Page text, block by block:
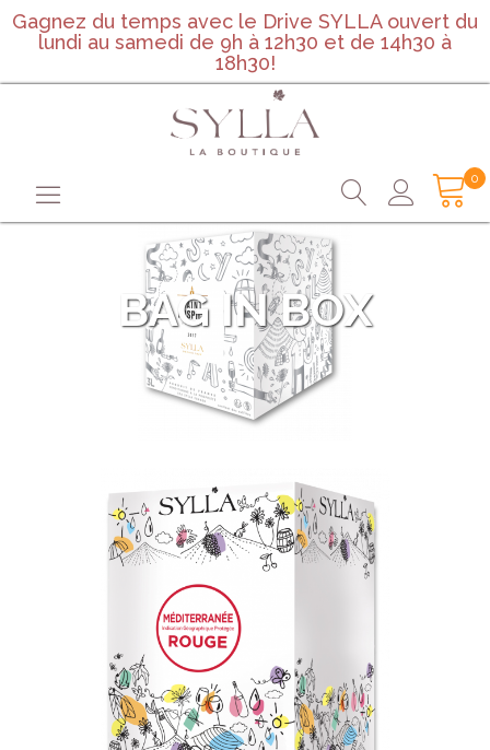
Gagnez du temps avec le Drive SYLLA ouvert du
lundi au samedi de 9h à 12h30 et de 14h30 à
18h30!
0
BAG IN BOX